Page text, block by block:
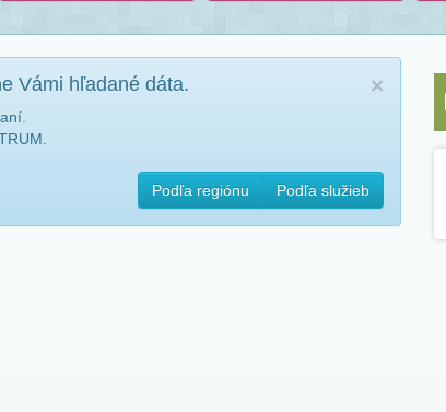
×
Vámi hľadané dáta.
Podľa regiónu
Podľa služieb